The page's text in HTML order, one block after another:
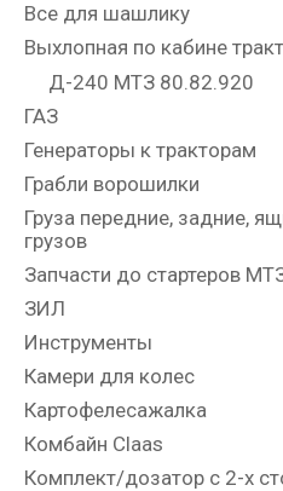
Все для шашлику
Выхлопная по кабине
Д-240 МТЗ 80.82.920
ГАЗ
Генераторы к тракторам
Грабли ворошилки
Груза передние, задние,
грузов
Запчасти до стартеров
ЗИЛ
Инструменты
Камери для колес
Картофелесажалка
Комбайн Claas
Комплект/дозатор с 2-х